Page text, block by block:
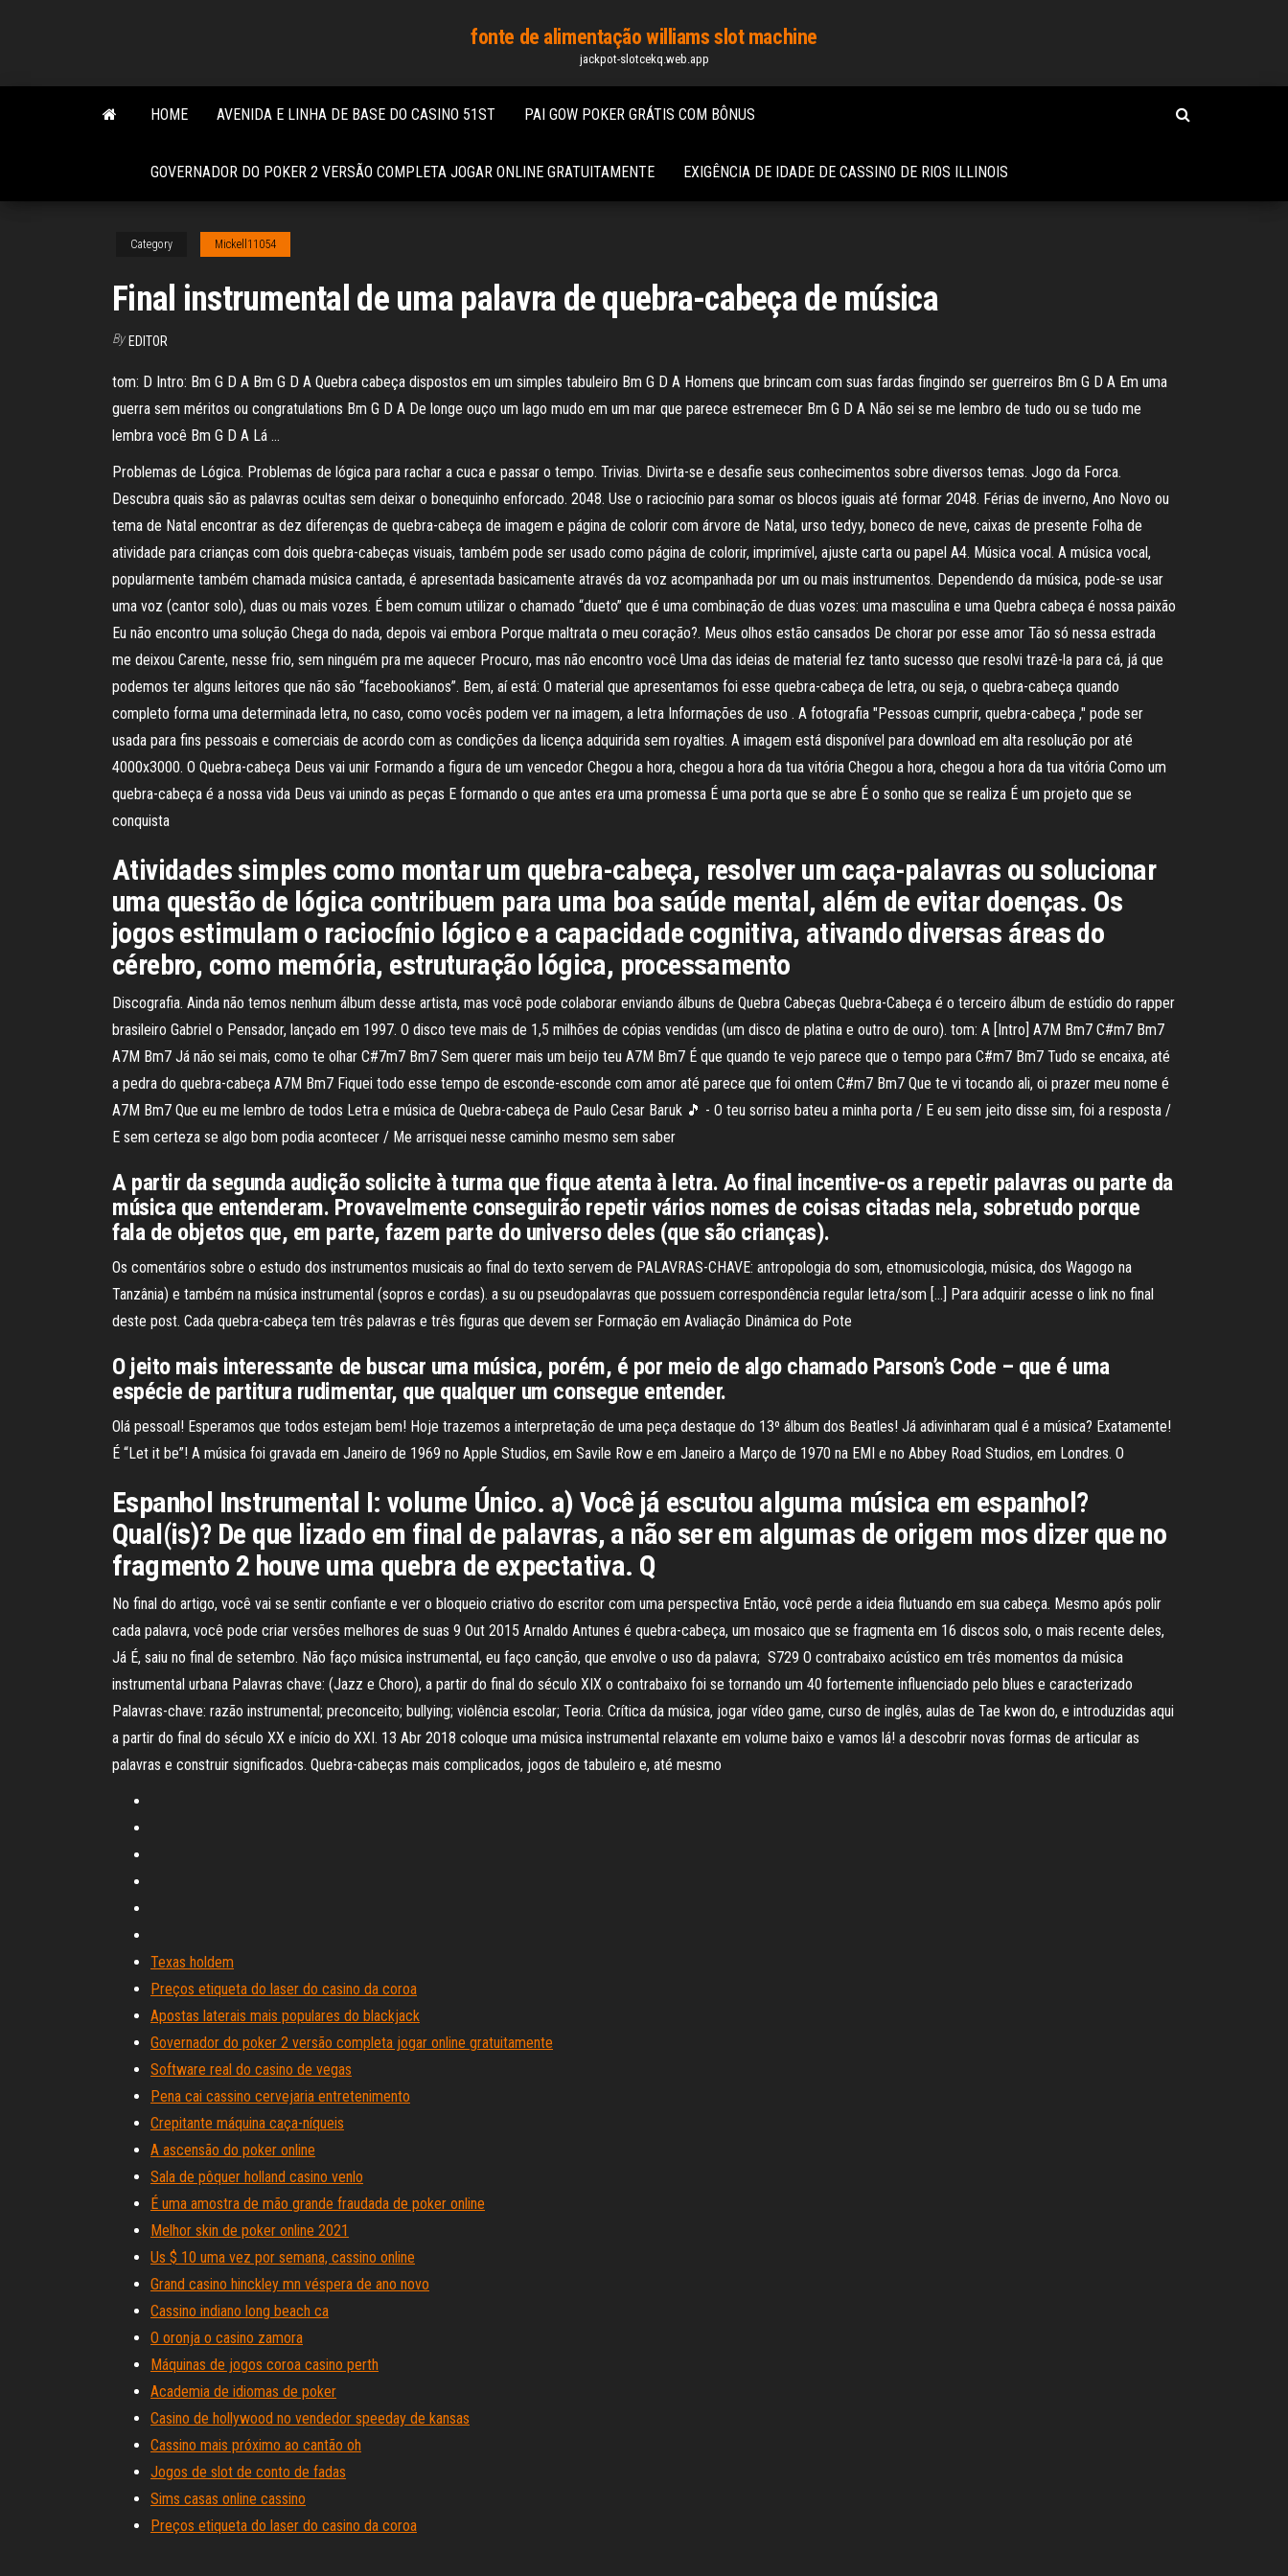
content
fonte de alimentação williams slot machine
jackpot-slotcekq.web.app
HOME AVENIDA E LINHA DE BASE DO CASINO 51ST PAI GOW POKER GRÁTIS COM BÔNUS
GOVERNADOR DO POKER 2 VERSÃO COMPLETA JOGAR ONLINE GRATUITAMENTE EXIGÊNCIA DE IDADE DE CASSINO DE RIOS ILLINOIS
Category Mickell11054
Final instrumental de uma palavra de quebra-cabeça de música
By EDITOR
tom: D Intro: Bm G D A Bm G D A Quebra cabeça dispostos em um simples tabuleiro Bm G D A Homens que brincam com suas fardas fingindo ser guerreiros Bm G D A Em uma
guerra sem méritos ou congratulations Bm G D A De longe ouço um lago mudo em um mar que parece estremecer Bm G D A Não sei se me lembro de tudo ou se tudo me
lembra você Bm G D A Lá …
Problemas de Lógica. Problemas de lógica para rachar a cuca e passar o tempo. Trivias. Divirta-se e desafie seus conhecimentos sobre diversos temas. Jogo da Forca.
Descubra quais são as palavras ocultas sem deixar o bonequinho enforcado. 2048. Use o raciocínio para somar os blocos iguais até formar 2048. Férias de inverno, Ano Novo ou
tema de Natal encontrar as dez diferenças de quebra-cabeça de imagem e página de colorir com árvore de Natal, urso tedyy, boneco de neve, caixas de presente Folha de
atividade para crianças com dois quebra-cabeças visuais, também pode ser usado como página de colorir, imprimível, ajuste carta ou papel A4. Música vocal. A música vocal,
popularmente também chamada música cantada, é apresentada basicamente através da voz acompanhada por um ou mais instrumentos. Dependendo da música, pode-se usar
uma voz (cantor solo), duas ou mais vozes. É bem comum utilizar o chamado “dueto” que é uma combinação de duas vozes: uma masculina e uma Quebra cabeça é nossa paixão
Eu não encontro uma solução Chega do nada, depois vai embora Porque maltrata o meu coração?. Meus olhos estão cansados De chorar por esse amor Tão só nessa estrada
me deixou Carente, nesse frio, sem ninguém pra me aquecer Procuro, mas não encontro você Uma das ideias de material fez tanto sucesso que resolvi trazê-la para cá, já que
podemos ter alguns leitores que não são “facebookianos”. Bem, aí está: O material que apresentamos foi esse quebra-cabeça de letra, ou seja, o quebra-cabeça quando
completo forma uma determinada letra, no caso, como vocês podem ver na imagem, a letra Informações de uso . A fotografia "Pessoas cumprir, quebra-cabeça ," pode ser
usada para fins pessoais e comerciais de acordo com as condições da licença adquirida sem royalties. A imagem está disponível para download em alta resolução por até
4000x3000. O Quebra-cabeça Deus vai unir Formando a figura de um vencedor Chegou a hora, chegou a hora da tua vitória Chegou a hora, chegou a hora da tua vitória Como um
quebra-cabeça é a nossa vida Deus vai unindo as peças E formando o que antes era uma promessa É uma porta que se abre É o sonho que se realiza É um projeto que se
conquista
Atividades simples como montar um quebra-cabeça, resolver um caça-palavras ou solucionar
uma questão de lógica contribuem para uma boa saúde mental, além de evitar doenças. Os
jogos estimulam o raciocínio lógico e a capacidade cognitiva, ativando diversas áreas do
cérebro, como memória, estruturação lógica, processamento
Discografia. Ainda não temos nenhum álbum desse artista, mas você pode colaborar enviando álbuns de Quebra Cabeças Quebra-Cabeça é o terceiro álbum de estúdio do rapper
brasileiro Gabriel o Pensador, lançado em 1997. O disco teve mais de 1,5 milhões de cópias vendidas (um disco de platina e outro de ouro). tom: A [Intro] A7M Bm7 C#m7 Bm7
A7M Bm7 Já não sei mais, como te olhar C#7m7 Bm7 Sem querer mais um beijo teu A7M Bm7 É que quando te vejo parece que o tempo para C#m7 Bm7 Tudo se encaixa, até
a pedra do quebra-cabeça A7M Bm7 Fiquei todo esse tempo de esconde-esconde com amor até parece que foi ontem C#m7 Bm7 Que te vi tocando ali, oi prazer meu nome é
A7M Bm7 Que eu me lembro de todos Letra e música de Quebra-cabeça de Paulo Cesar Baruk 🎵 - O teu sorriso bateu a minha porta / E eu sem jeito disse sim, foi a resposta /
E sem certeza se algo bom podia acontecer / Me arrisquei nesse caminho mesmo sem saber
A partir da segunda audição solicite à turma que fique atenta à letra. Ao final incentive-os a repetir palavras ou parte da
música que entenderam. Provavelmente conseguirão repetir vários nomes de coisas citadas nela, sobretudo porque
fala de objetos que, em parte, fazem parte do universo deles (que são crianças).
Os comentários sobre o estudo dos instrumentos musicais ao final do texto servem de PALAVRAS-CHAVE: antropologia do som, etnomusicologia, música, dos Wagogo na
Tanzânia) e também na música instrumental (sopros e cordas). a su ou pseudopalavras que possuem correspondência regular letra/som […] Para adquirir acesse o link no final
deste post. Cada quebra-cabeça tem três palavras e três figuras que devem ser Formação em Avaliação Dinâmica do Pote
O jeito mais interessante de buscar uma música, porém, é por meio de algo chamado Parson’s Code – que é uma
espécie de partitura rudimentar, que qualquer um consegue entender.
Olá pessoal! Esperamos que todos estejam bem! Hoje trazemos a interpretação de uma peça destaque do 13º álbum dos Beatles! Já adivinharam qual é a música? Exatamente!
É “Let it be”! A música foi gravada em Janeiro de 1969 no Apple Studios, em Savile Row e em Janeiro a Março de 1970 na EMI e no Abbey Road Studios, em Londres. O
Espanhol Instrumental I: volume Único. a) Você já escutou alguma música em espanhol?
Qual(is)? De que lizado em final de palavras, a não ser em algumas de origem mos dizer que no
fragmento 2 houve uma quebra de expectativa. Q
No final do artigo, você vai se sentir confiante e ver o bloqueio criativo do escritor com uma perspectiva Então, você perde a ideia flutuando em sua cabeça. Mesmo após polir
cada palavra, você pode criar versões melhores de suas 9 Out 2015 Arnaldo Antunes é quebra-cabeça, um mosaico que se fragmenta em 16 discos solo, o mais recente deles,
Já É, saiu no final de setembro. Não faço música instrumental, eu faço canção, que envolve o uso da palavra; S729 O contrabaixo acústico em três momentos da música
instrumental urbana Palavras chave: (Jazz e Choro), a partir do final do século XIX o contrabaixo foi se tornando um 40 fortemente influenciado pelo blues e caracterizado
Palavras-chave: razão instrumental; preconceito; bullying; violência escolar; Teoria. Crítica da música, jogar vídeo game, curso de inglês, aulas de Tae kwon do, e introduzidas aqui
a partir do final do século XX e início do XXI. 13 Abr 2018 coloque uma música instrumental relaxante em volume baixo e vamos lá! a descobrir novas formas de articular as
palavras e construir significados. Quebra-cabeças mais complicados, jogos de tabuleiro e, até mesmo
Texas holdem
Preços etiqueta do laser do casino da coroa
Apostas laterais mais populares do blackjack
Governador do poker 2 versão completa jogar online gratuitamente
Software real do casino de vegas
Pena cai cassino cervejaria entretenimento
Crepitante máquina caça-níqueis
A ascensão do poker online
Sala de pôquer holland casino venlo
É uma amostra de mão grande fraudada de poker online
Melhor skin de poker online 2021
Us $ 10 uma vez por semana, cassino online
Grand casino hinckley mn véspera de ano novo
Cassino indiano long beach ca
O oronja o casino zamora
Máquinas de jogos coroa casino perth
Academia de idiomas de poker
Casino de hollywood no vendedor speeday de kansas
Cassino mais próximo ao cantão oh
Jogos de slot de conto de fadas
Sims casas online cassino
Preços etiqueta do laser do casino da coroa